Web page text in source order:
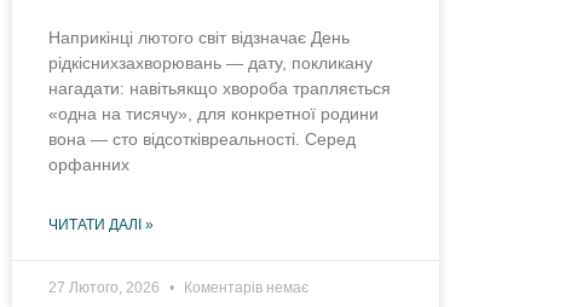
Наприкінці лютого світ відзначає День
рідкіснихзахворювань — дату, покликану
нагадати: навітьякщо хвороба трапляється
«одна на тисячу», для конкретної родини
вона — сто відсотківреальності. Серед
орфанних
ЧИТАТИ ДАЛІ »
27 Лютого, 2026 Коментарів немає